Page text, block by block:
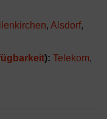
, Alsdorf,
): Telekom,